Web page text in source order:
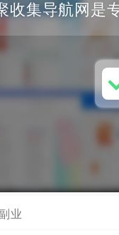
收集导航网是
业